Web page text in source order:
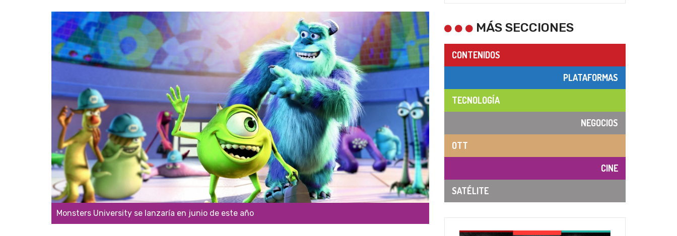
Monsters University se lanzaría en junio de este año
MÁS SECCIONES
CONTENIDOS
PLATAFORMAS
TECNOLOGÍA
NEGOCIOS
OTT
CINE
SATÉLITE